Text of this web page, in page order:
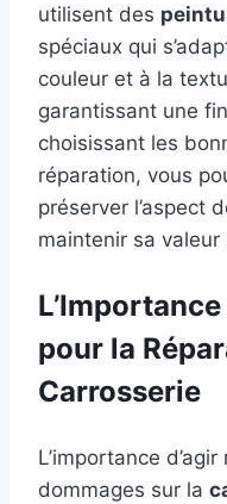
utilisent des
spéciaux qui
couleur et à la
garantissant une
choisissant les
réparation, vous
préserver l’aspect
maintenir sa valeur
pour la
Carrosserie
L’importance
dommages sur la